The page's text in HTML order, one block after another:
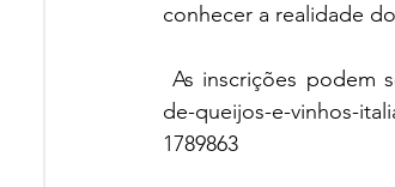
conhecer a realidade
de-queijos-e-vinhos-
1789863